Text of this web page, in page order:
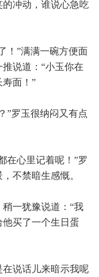
冲动，谁说心急吃
！”满满一碗方便面
说道：“小玉你在
面！”
”罗玉很纳闷又有点
在心里记着呢！”罗
不禁暗生感慨。
一犹豫说道：“我
买了一个生日蛋
说话儿来暗示我呢